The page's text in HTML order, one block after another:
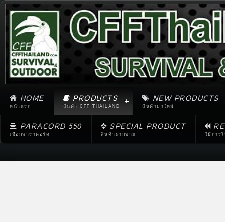
HOME
หน้าแรก
PRODUCTS
สินค้า CFF THAILAND
NEW PRODUCTS
สินค้ามาใหม่
PARACORD 550
เชือกพาราคอร์ด
SPECIAL PRODUCT
สินค้าฝากขาย วิธีการ